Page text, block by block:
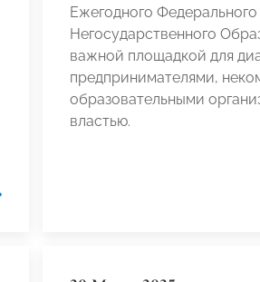
Ежегодного
Негосударственного
важной площадкой для
предпринимателями,
образовательными
властью.